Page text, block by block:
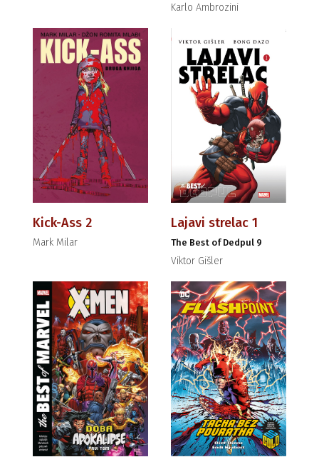
Karlo Ambrozini
Kick-Ass 2
Mark Milar
Lajavi strelac 1
The Best of Dedpul 9
Viktor Gišler